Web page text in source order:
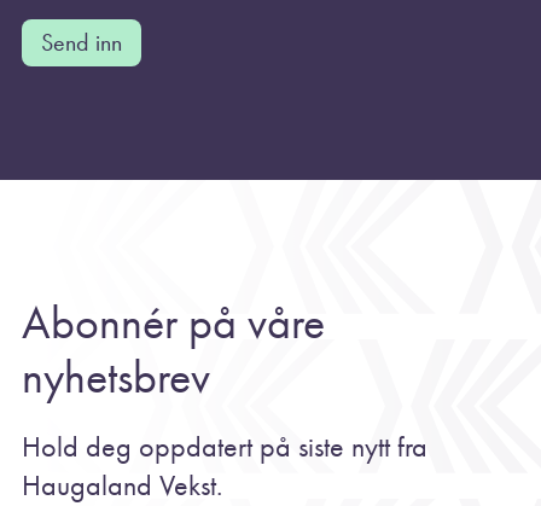
Send inn
Abonnér på våre
nyhetsbrev
Hold deg oppdatert på siste nytt fra
Haugaland Vekst.